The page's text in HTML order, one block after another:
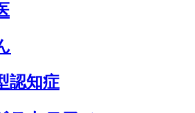
認知症